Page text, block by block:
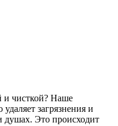
и чисткой? Наше
загрязнения и
душах. Это происходит